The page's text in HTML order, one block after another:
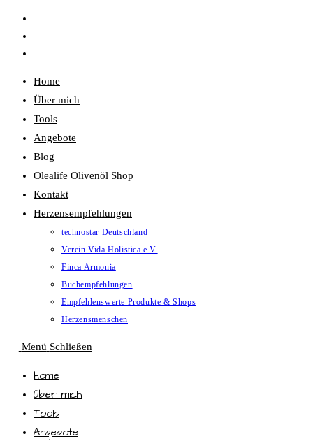
Zum
Inhalt
springen
Home
Über mich
Tools
Angebote
Blog
Olealife Olivenöl Shop
Kontakt
Herzensempfehlungen
technostar Deutschland
Verein Vida Holistica e.V.
Finca Armonia
Buchempfehlungen
Empfehlenswerte Produkte & Shops
Herzensmenschen
Menü Schließen
Home
Über mich
Tools
Angebote